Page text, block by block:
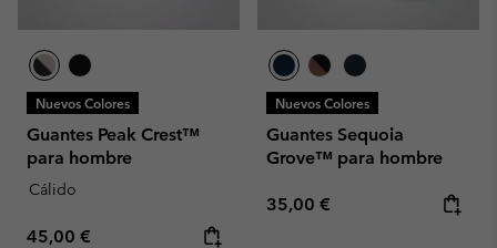
Nuevos Colores
Guantes Peak Crest™
para hombre
Cálido
Regular price:
45,00 €
Nuevos Colores
Guantes Sequoia
Grove™ para hombre
Regular price:
35,00 €